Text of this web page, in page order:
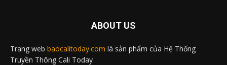
ABOUT US
Trang web baocalitoday.com là sản phẩm của Hệ Thống
Truyền Thông Cali Today